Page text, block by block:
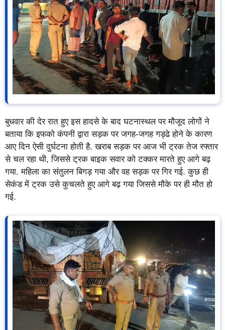
बुधवार की देर रात हुए इस हादसे के बाद घटनास्थल पर मौजूद लोगों ने
बताया कि इफको कंपनी द्वारा सड़क पर जगह-जगह गड्ढे होने के कारण
आए दिन ऐसी दुर्घटना होती है. खराब सड़क पर आज भी ट्रक तेज रफ्तार
से चल रहा थी, जिससे ट्रक बाइक सवार को टक्कर मारते हुए आगे बढ़
गया. महिला का संतुलन बिगड़ गया और वह सड़क पर गिर गई. कुछ ही
सेकंड में ट्रक उसे कुचलते हुए आगे बढ़ गया जिससे मौके पर ही मौत हो
गई.